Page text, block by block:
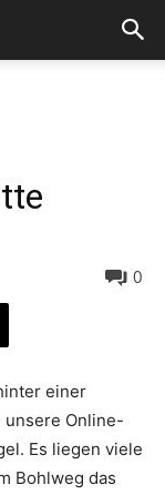
0
einer
unsere Online-
Es liegen viele
Bohlweg das